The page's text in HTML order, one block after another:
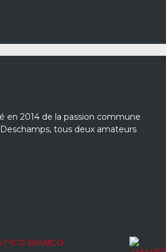
en 2014 de la passion commune
tous deux amateurs
BIANCO